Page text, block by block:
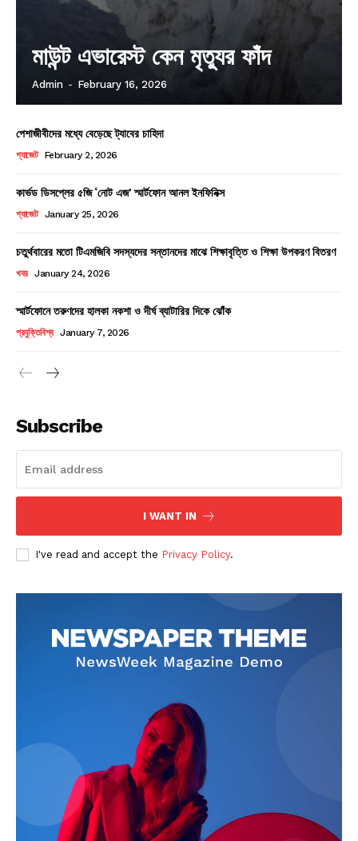
Company
About
Subscription Plans
My account
মাউন্ট এভারেস্ট কেন মৃত্যুর ফাঁদ
Admin - February 16, 2026
পেশাজীবীদের মধ্যে বেড়েছে ট্যাবের চাহিদা
গ্যাজেট February 2, 2026
কার্ভড ডিসপ্লের ৫জি ‘নোট এজ’ স্মার্টফোন আনল ইনফিনিক্স
গ্যাজেট January 25, 2026
চতুর্থবারের মতো টিএমজিবি সদস্যদের সন্তানদের মাঝে শিক্ষাবৃত্তি ও শিক্ষা উপকরণ বিতরণ
খবর January 24, 2026
স্মার্টফোনে তরুণদের হালকা নকশা ও দীর্ঘ ব্যাটারির দিকে ঝোঁক
প্রযুক্তিবিশ্ব January 7, 2026
Subscribe
I WANT IN
I've read and accept the Privacy Policy.